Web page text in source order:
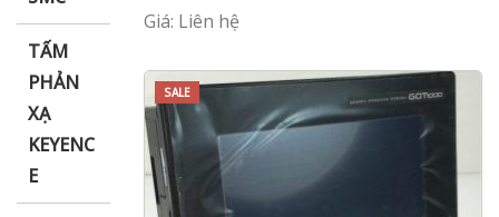
TẤM
PHẢN
XẠ
KEYENC
E
Giá: Liên hệ
SALE